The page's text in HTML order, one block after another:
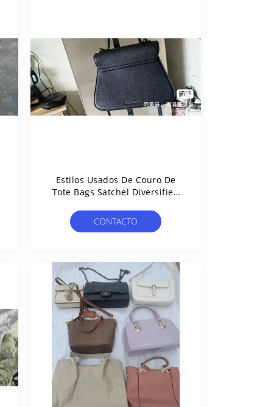
Estilos Usados De Couro De
Tote Bags Satchel Diversified
Ajustável
CONTACTO